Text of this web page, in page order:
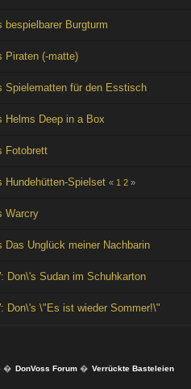
bespielbarer Burgturm
Piraten (-matte)
Spielematten für den Esstisch
Helms Deep in a Box
Fotobrett
Hundehütten-Spielset « 1 2»
Warcry
Das Unglück meiner Nachbarin
Don\'s Sudan im Schuhkarton
Don\'s \"Es ist wieder Sommer!\"
� DonVoss Forum� Verrückte Basteleien